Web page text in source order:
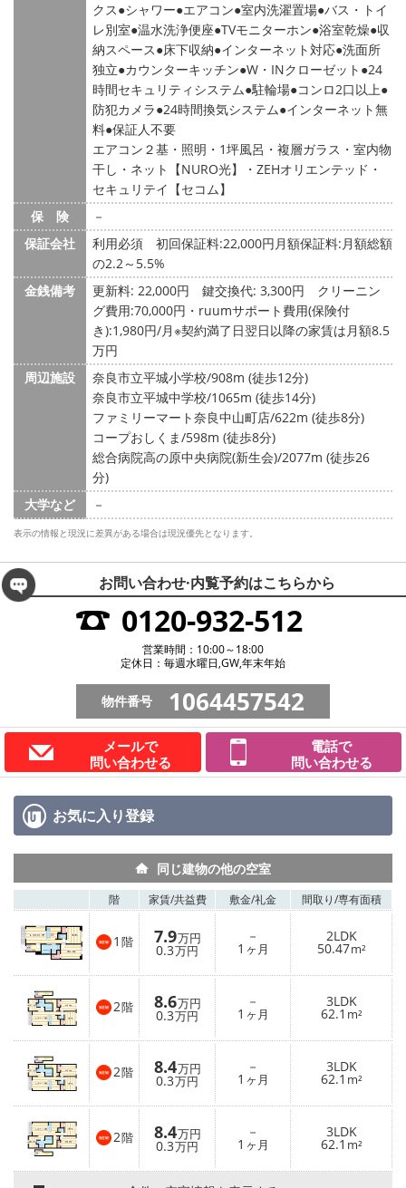
クス シャワー エアコン 室内洗濯置場 バス・トイ
レ別室 温水洗浄便座 TVモニターホン 浴室乾燥 収
納スペース 床下収納 インターネット対応 洗面所
独立 カウンターキッチン W・INクローゼット 24
時間セキュリティシステム 駐輪場 コンロ2口以上
防犯カメラ 24時間換気システム インターネット無
料 保証人不要
エアコン２基・照明・1坪風呂・複層ガラス・室内物
干し・ネット【NURO光】・ZEHオリエンテッド・
セキュリテイ【セコム】
保 険
－
保証会社
利用必須 初回保証料:22,000円月額保証料:月額総額
の2.2～5.5%
金銭備考
更新料: 22,000円 鍵交換代: 3,300円
クリーニン
グ費用:70,000円・ruumサポート費用(保険付
き):1,980円/月※契約満了日翌日以降の家賃は月額8.5
万円
周辺施設
奈良市立平城小学校/908m (徒歩12分)
奈良市立平城中学校/1065m (徒歩14分)
ファミリーマート奈良中山町店/622m (徒歩8分)
コープおしくま/598m (徒歩8分)
総合病院高の原中央病院(新生会)/2077m (徒歩26
分)
大学など
－
表示の情報と現況に差異がある場合は現況優先となります。
お問い合わせ·内覧予約はこちらから
0120-932-512
営業時間：10:00～18:00
定休日：毎週水曜日,GW,年末年始
物件番号 1064457542
メールで
問い合わせる
電話で
問い合わせる
お気に入り登録
同じ建物の他の空室
階 家賃/共益費 敷金/礼金 間取り/専有面積
1 階 7.9万円
0.3万円
－
1 ヶ月
2LDK
50.47m²
2階 8.6万円
0.3万円
－
1 ヶ月
3LDK
62.1 m²
2階 8.4万円
0.3万円
－
1 ヶ月
3LDK
62.1 m²
2階 8.4万円
0.3万円
－
1 ヶ月
3LDK
62.1 m²